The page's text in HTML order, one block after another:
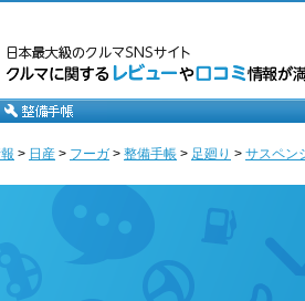
> 日産 > フーガ > 整備手帳 > 足廻り > サスペン